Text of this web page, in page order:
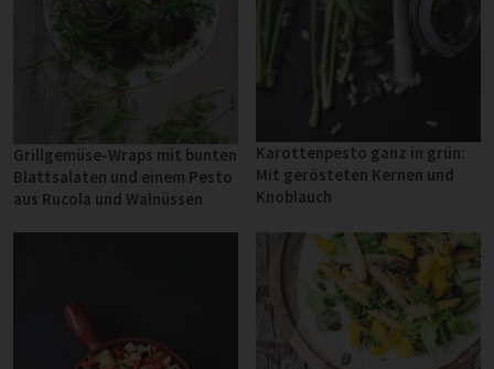
Grillgemüse-Wraps mit bunten
Blattsalaten und einem Pesto
aus Rucola und Walnüssen
Karottenpesto ganz in grün:
Mit gerösteten Kernen und
Knoblauch